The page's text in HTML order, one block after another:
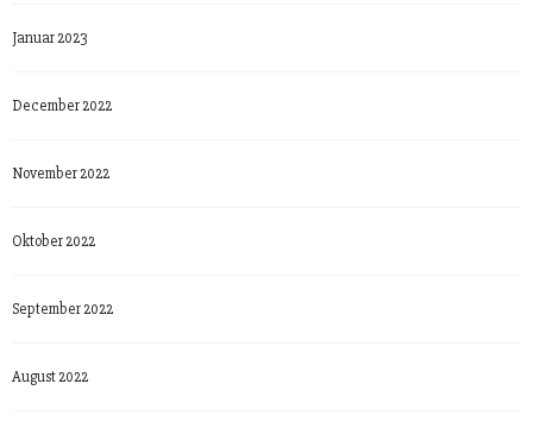
Januar 2023
December 2022
November 2022
Oktober 2022
September 2022
August 2022